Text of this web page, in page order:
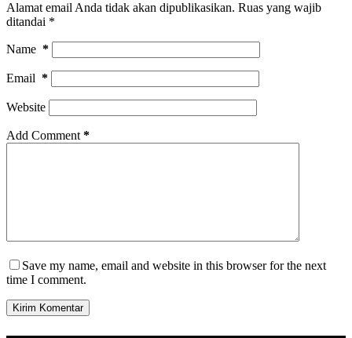
Alamat email Anda tidak akan dipublikasikan. Ruas yang wajib
ditandai *
Name *
Email *
Website
Add Comment *
Save my name, email and website in this browser for the next
time I comment.
Kirim Komentar